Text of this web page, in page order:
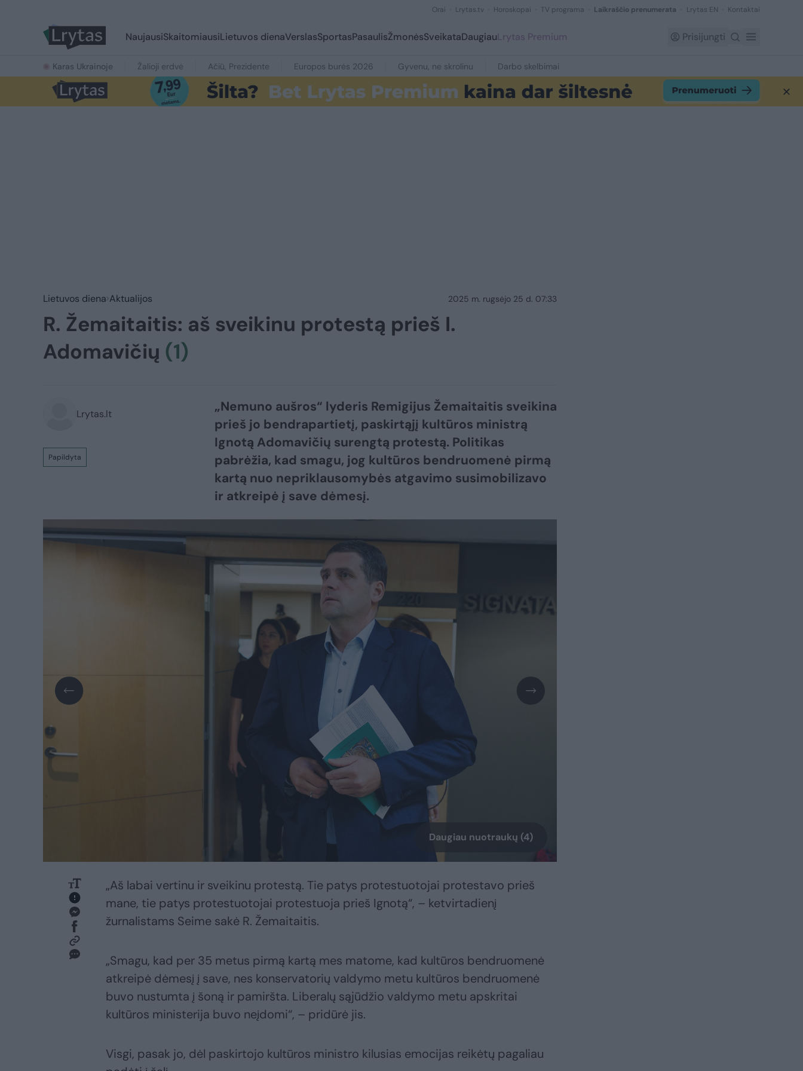
Orai Lrytas.tv Horoskopai TV programa Laikraščio prenumerata Lrytas EN Kontaktai
NaujausiSkaitomiausiLietuvos dienaVerslasSportasPasaulisŽmonėsSveikataDaugiauLrytas Premium Prisijungti
Karas Ukrainoje Žalioji erdvė Ačiū, Prezidente Europos burės 2026 Gyvenu, ne skrolinu Darbo skelbimai
Lietuvos diena Aktualijos 2025 m. rugsėjo 25 d. 07:33
R. Žemaitaitis: aš sveikinu protestą prieš I.
Adomavičių (1)
Lrytas.lt
Papildyta
„Nemuno aušros“ lyderis Remigijus Žemaitaitis sveikina
prieš jo bendrapartietį, paskirtąjį kultūros ministrą
Ignotą Adomavičių surengtą protestą. Politikas
pabrėžia, kad smagu, jog kultūros bendruomenė pirmą
kartą nuo nepriklausomybės atgavimo susimobilizavo
ir atkreipė į save dėmesį.
Daugiau nuotraukų (4)
„Aš labai vertinu ir sveikinu protestą. Tie patys protestuotojai protestavo prieš
mane, tie patys protestuotojai protestuoja prieš Ignotą“, – ketvirtadienį
žurnalistams Seime sakė R. Žemaitaitis.
„Smagu, kad per 35 metus pirmą kartą mes matome, kad kultūros bendruomenė
atkreipė dėmesį į save, nes konservatorių valdymo metu kultūros bendruomenė
buvo nustumta į šoną ir pamiršta. Liberalų sąjūdžio valdymo metu apskritai
kultūros ministerija buvo neįdomi“, – pridūrė jis.
Visgi, pasak jo, dėl paskirtojo kultūros ministro kilusias emocijas reikėtų pagaliau